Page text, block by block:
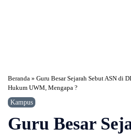
Beranda » Guru Besar Sejarah Sebut ASN di
Hukum UWM, Mengapa ?
Kampus
Guru Besar